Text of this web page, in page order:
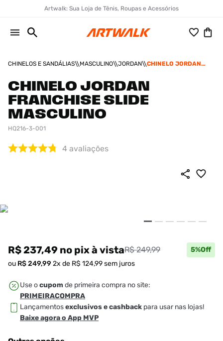
Artwalk: Sua Loja de Tênis, Roupas e Acessórios
CHINELOS E SANDÁLIAS MASCULINO JORDAN
CHINELO JORDAN
MASCULINO
CHINELO JORDAN
FRANCHISE SLIDE
MASCULINO
HQ216-3-001
4 avaliações
R$ 237,49 no pixà vistaR$ 249,99 5%Off
ou R$249,99 2x de R$ 124,99sem juros
Use ocupom de primeira compra no site:
PRIMEIRACOMPRA
Lançamentosexclusivos e cashback para usar nas lojas!
Baixe agora o App MVP